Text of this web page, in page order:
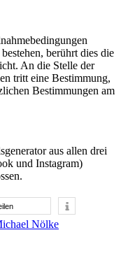
berührt dies die
An die Stelle der
tritt eine Bestimmung,
Bestimmungen am
aus allen drei
und Instagram)
Nölke